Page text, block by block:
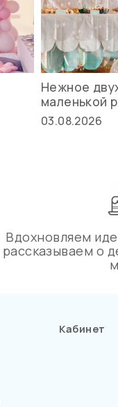
Нежное
маленькой
03.08.2026
Вдохновляем
рассказываем о
Кабинет